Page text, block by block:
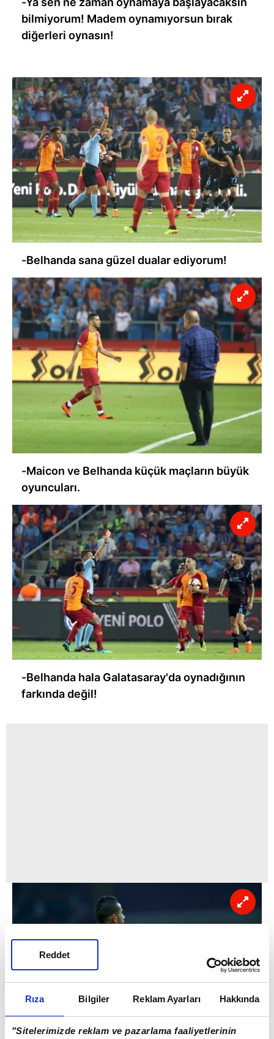
Rıza Bilgiler Reklam Ayarları Hakkında
"Sitelerimizde reklam ve pazarlama faaliyetlerinin
Reddet
bilmiyorum! Madem oynamıyorsun bırak
diğerleri oynasın!
-Belhanda sana güzel dualar ediyorum!
-Maicon ve Belhanda küçük maçların büyük
oyuncuları.
-Belhanda hala Galatasaray'da oynadığının
farkında değil!